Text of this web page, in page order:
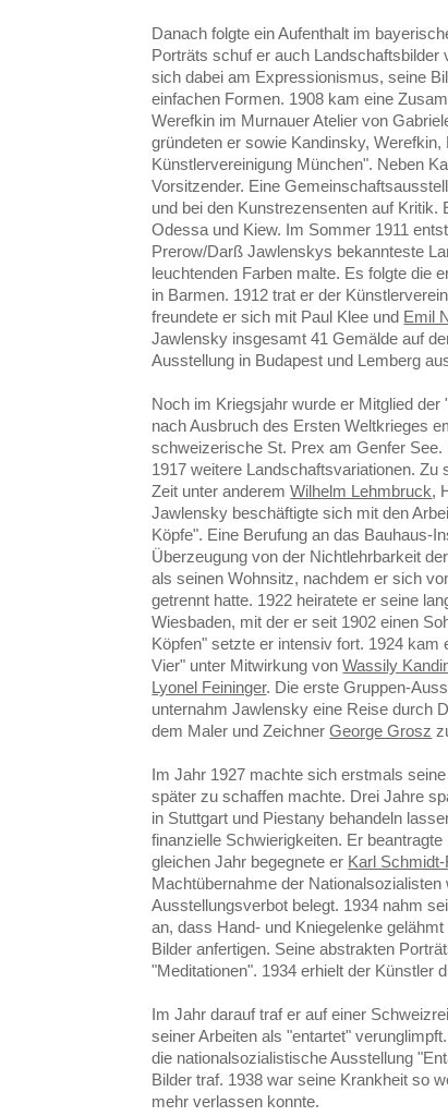
Danach folgte ein Aufenthalt im
Porträts schuf er auch
sich dabei am Expressionismus, seine
einfachen Formen. 1908 kam eine
Werefkin im Murnauer Atelier von
gründeten er sowie Kandinsky,
Künstlervereinigung München". Neben
Vorsitzender. Eine
und bei den Kunstrezensenten auf
Odessa und Kiew. Im Sommer 1911
Prerow/Darß Jawlenskys bekannteste
leuchtenden Farben malte. Es folgte die
in Barmen. 1912 trat er der
freundete er sich mit Paul Klee und Emil
Jawlensky insgesamt 41 Gemälde auf
Ausstellung in Budapest und Lemberg
Noch im Kriegsjahr wurde er Mitglied
nach Ausbruch des Ersten Weltkrieges
schweizerische St. Prex am Genfer
1917 weitere Landschaftsvariationen.
Zeit unter anderemWilhelm Lehmbruck,
Jawlensky beschäftigte sich mit den
Köpfe". Eine Berufung an das Bauhaus-
Überzeugung von der Nichtlehrbarkeit
als seinen Wohnsitz, nachdem er sich
getrennt hatte. 1922 heiratete er seine
Wiesbaden, mit der er seit 1902 einen
Köpfen" setzte er intensiv fort. 1924
Vier" unter Mitwirkung vonWassily
Lyonel Feininger. Die erste Gruppen-
unternahm Jawlensky eine Reise durch
dem Maler und ZeichnerGeorge Grosz
Im Jahr 1927 machte sich erstmals
später zu schaffen machte. Drei Jahre
in Stuttgart und Piestany behandeln
finanzielle Schwierigkeiten. Er
gleichen Jahr begegnete er Karl
Machtübernahme der
Ausstellungsverbot belegt. 1934 nahm
an, dass Hand- und Kniegelenke
Bilder anfertigen. Seine abstrakten
"Meditationen". 1934 erhielt der Künstler
Im Jahr darauf traf er auf einer
seiner Arbeiten als "entartet"
die nationalsozialistische Ausstellung
Bilder traf. 1938 war seine Krankheit so
mehr verlassen konnte.